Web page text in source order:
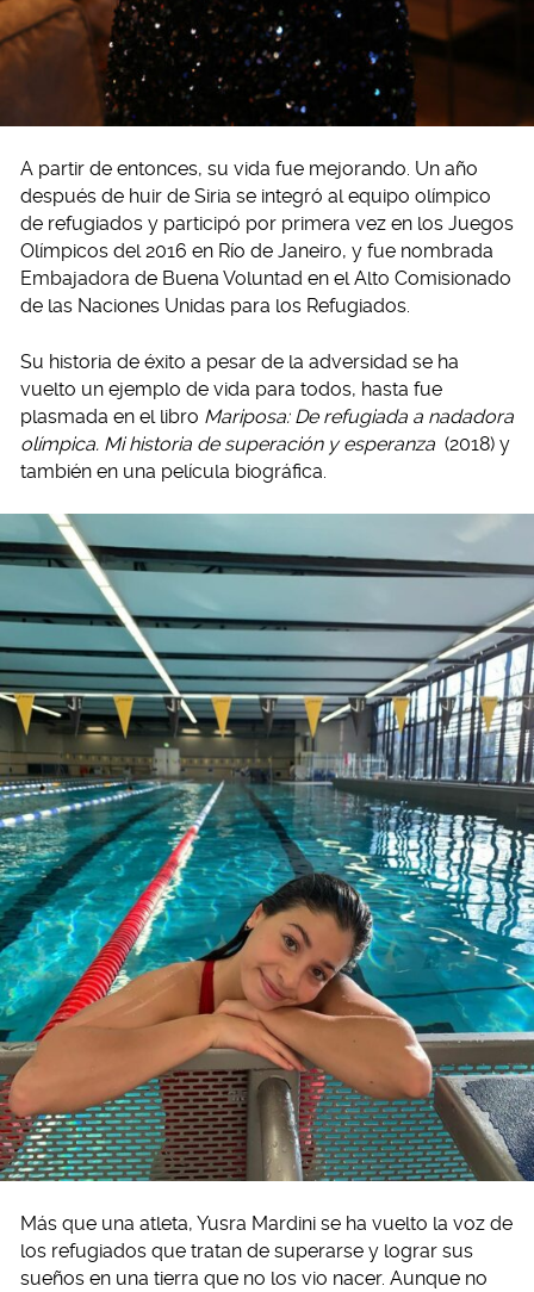
A partir de entonces, su vida fue mejorando. Un año
después de huir de Siria se integró al equipo olímpico
de refugiados y participó por primera vez en los Juegos
Olímpicos del 2016 en Río de Janeiro, y fue nombrada
Embajadora de Buena Voluntad en el Alto Comisionado
de las Naciones Unidas para los Refugiados.
Su historia de éxito a pesar de la adversidad se ha
vuelto un ejemplo de vida para todos, hasta fue
plasmada en el libro Mariposa: De refugiada a nadadora
olímpica. Mi historia de superación y esperanza (2018) y
también en una película biográfica.
Más que una atleta, Yusra Mardini se ha vuelto la voz de
los refugiados que tratan de superarse y lograr sus
sueños en una tierra que no los vio nacer. Aunque no